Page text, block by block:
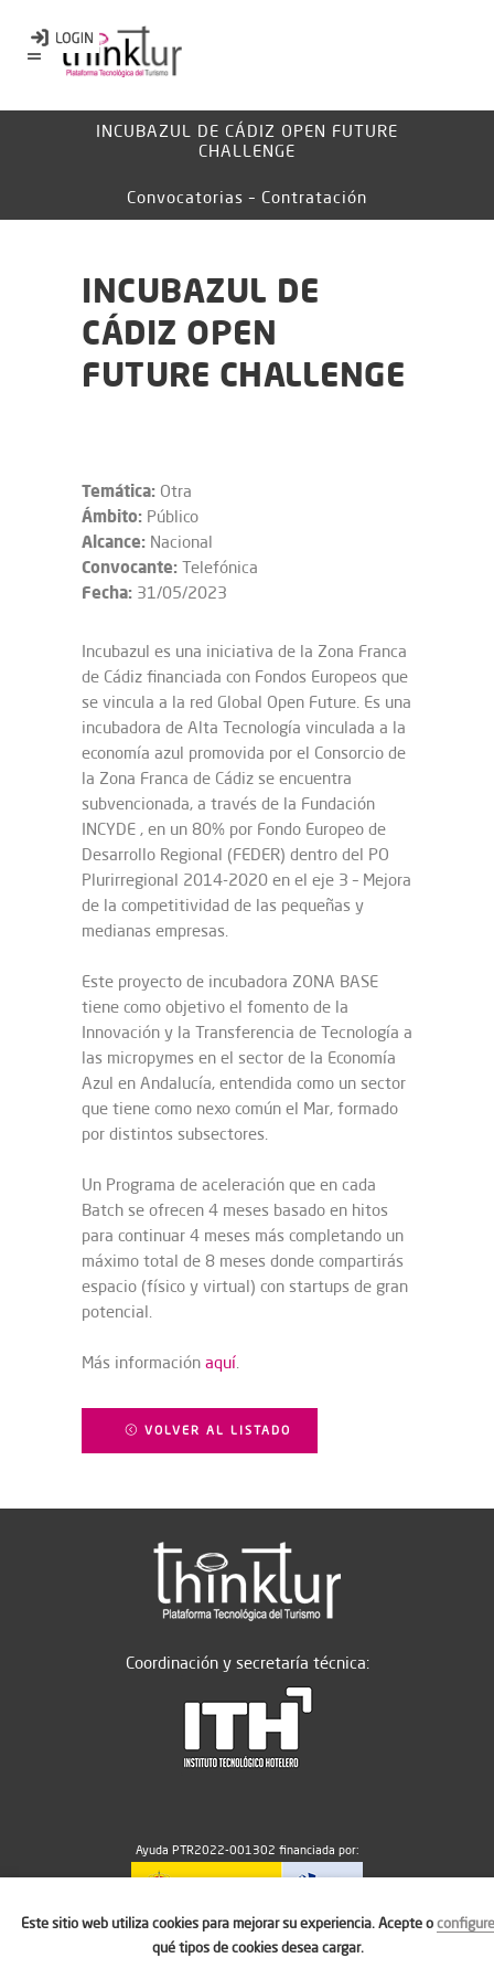
INCUBAZUL DE CÁDIZ OPEN FUTURE
CHALLENGE
Convocatorias – Contratación
INCUBAZUL DE
CÁDIZ OPEN
FUTURE CHALLENGE
Temática: Otra
Ámbito: Público
Alcance: Nacional
Convocante: Telefónica
Fecha: 31/05/2023
Incubazul es una iniciativa de la Zona Franca
de Cádiz financiada con Fondos Europeos que
se vincula a la red Global Open Future. Es una
incubadora de Alta Tecnología vinculada a la
economía azul promovida por el Consorcio de
la Zona Franca de Cádiz se encuentra
subvencionada, a través de la Fundación
INCYDE , en un 80% por Fondo Europeo de
Desarrollo Regional (FEDER) dentro del PO
Plurirregional 2014-2020 en el eje 3 – Mejora
de la competitividad de las pequeñas y
medianas empresas.
Este proyecto de incubadora ZONA BASE
tiene como objetivo el fomento de la
Innovación y la Transferencia de Tecnología a
las micropymes en el sector de la Economía
Azul en Andalucía, entendida como un sector
que tiene como nexo común el Mar, formado
por distintos subsectores.
Un Programa de aceleración que en cada
Batch se ofrecen 4 meses basado en hitos
para continuar 4 meses más completando un
máximo total de 8 meses donde compartirás
espacio (físico y virtual) con startups de gran
potencial.
Más información aquí.
VOLVER AL LISTADO
Coordinación y secretaría técnica:
Ayuda PTR2022-001302 financiada por:
MICIU/AEI/10.13039/501100011033
Este sitio web utiliza cookies para mejorar su experiencia. Acepte oconfigure
qué tipos de cookies desea cargar.